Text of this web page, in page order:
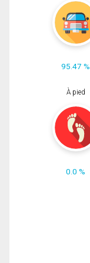
95.47 %
À pied
0.0 %